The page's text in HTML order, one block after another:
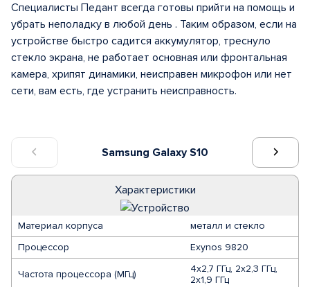
Samsung Galaxy S10
Характеристики
Материал корпуса
металл и стекло
Процессор
Exynos 9820
Частота процессора (МГц)
4х2,7 ГГц, 2х2,3 ГГц,
2х1,9 ГГц
Специалисты Педант всегда готовы прийти на помощь и
убрать неполадку в любой день . Таким образом, если на
устройстве быстро садится аккумулятор, треснуло
стекло экрана, не работает основная или фронтальная
камера, хрипят динамики, неисправен микрофон или нет
сети, вам есть, где устранить неисправность.